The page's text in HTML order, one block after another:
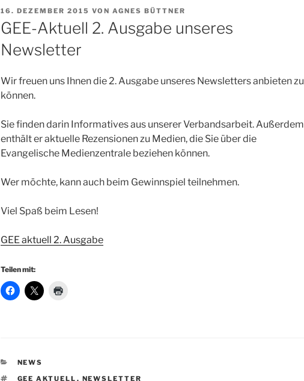
VERÖFFENTLICHT
AM
16. DEZEMBER 2015 VON AGNES BÜTTNER
GEE-Aktuell 2. Ausgabe unseres
Newsletter
Wir freuen uns Ihnen die 2. Ausgabe unseres Newsletters anbieten zu
können.
Sie finden darin Informatives aus unserer Verbandsarbeit. Außerdem
enthält er aktuelle Rezensionen zu Medien, die Sie über die
Evangelische Medienzentrale beziehen können.
Wer möchte, kann auch beim Gewinnspiel teilnehmen.
Viel Spaß beim Lesen!
GEE aktuell 2. Ausgabe
Teilen mit:
KATEGORIEN
NEWS
SCHLAGWÖRTER
GEE AKTUELL , NEWSLETTER